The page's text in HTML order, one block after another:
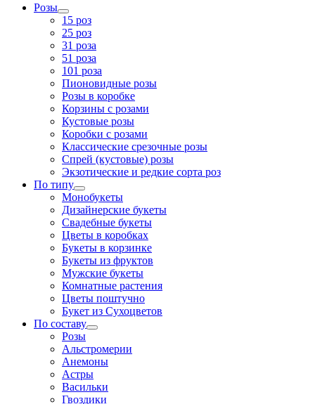
Розы
15 роз
25 роз
31 роза
51 роза
101 роза
Пионовидные розы
Розы в коробке
Корзины с розами
Кустовые розы
Коробки с розами
Классические срезочные розы
Спрей (кустовые) розы
Экзотические и редкие сорта роз
По типу
Монобукеты
Дизайнерские букеты
Свадебные букеты
Цветы в коробках
Букеты в корзинке
Букеты из фруктов
Мужские букеты
Комнатные растения
Цветы поштучно
Букет из Сухоцветов
По составу
Розы
Альстромерии
Анемоны
Астры
Васильки
Гвоздики